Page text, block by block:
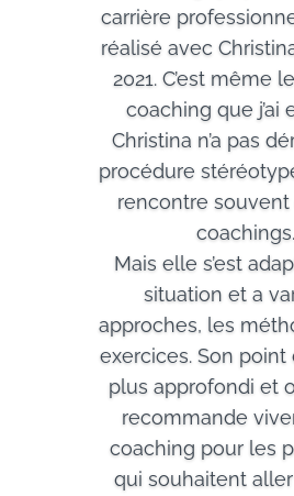
carrière
réalisé avec
2021. C’est même
coaching que j’ai
Christina n’a pas
procédure
rencontre souvent
coachings.
Mais elle s’est
situation et a
approches, les
exercices. Son
plus approfondi et
recommande
coaching pour les
qui souhaitent